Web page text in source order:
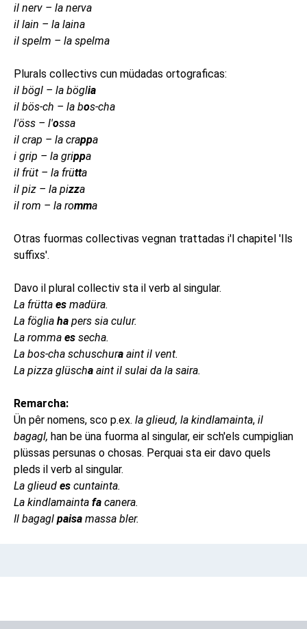
il nerv – la nerva
il lain – la laina
il spelm – la spelma
Plurals collectivs cun müdadas ortograficas:
il bögl – la böglia
il bös-ch – la bos-cha
l'öss – l'ossa
il crap – la crappa
i grip – la grippa
il früt – la frütta
il piz – la pizza
il rom – la romma
Otras fuormas collectivas vegnan trattadas i'l chapitel 'Ils
suffixs'.
Davo il plural collectiv sta il verb al singular.
La frütta es madüra.
La föglia ha pers sia culur.
La romma es secha.
La bos-cha schuschura aint il vent.
La pizza glüscha aint il sulai da la saira.
Remarcha:
Ün pêr nomens, sco p.ex. la glieud, la kindlamainta, il
bagagl, han be üna fuorma al singular, eir sch'els cumpiglian
plüssas persunas o chosas. Perquai sta eir davo quels
pleds il verb al singular.
La glieud es cuntainta.
La kindlamainta fa canera.
Il bagagl paisa massa bler.